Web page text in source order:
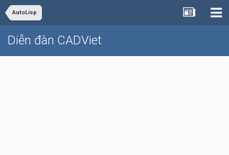
AutoLisp
Diễn đàn CADViet